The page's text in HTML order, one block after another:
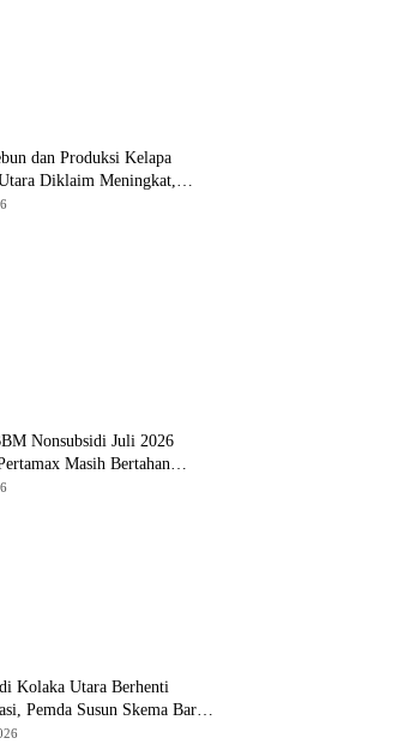
dan Produksi Kelapa
Diklaim Meningkat,
Peluang Investasi
Nonsubsidi Juli 2026
Masih Bertahan
per Liter
Kolaka Utara Berhenti
Pemda Susun Skema Baru